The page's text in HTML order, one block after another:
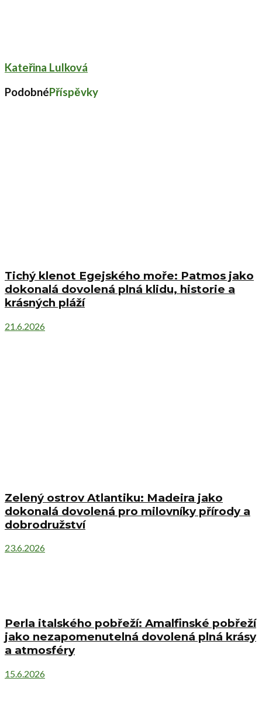
Kateřina Lulková
PodobnéPříspěvky
Tichý klenot Egejského moře: Patmos jako
dokonalá dovolená plná klidu, historie a
krásných pláží
21.6.2026
Zelený ostrov Atlantiku: Madeira jako
dokonalá dovolená pro milovníky přírody a
dobrodružství
23.6.2026
Perla italského pobřeží: Amalfinské pobřeží
jako nezapomenutelná dovolená plná krásy
a atmosféry
15.6.2026